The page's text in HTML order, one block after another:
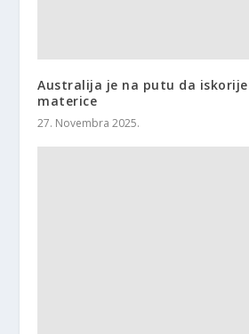
Australija je na putu da
materice
27. Novembra 2025.